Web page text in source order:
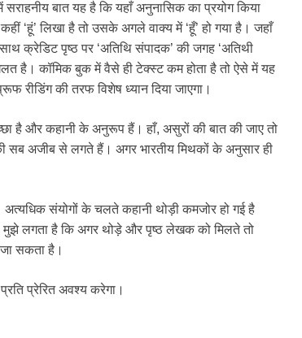
बात यह है कि यहाँ अनुनासिक का प्रयोग किया
‘हूं’ लिखा है तो उसके अगले वाक्य में ‘हूँ’ हो गया है। जहाँ
क्रेडिट पृष्ठ पर ‘अतिथि संपादक’ की जगह ‘अतिथी
है। कॉमिक बुक में वैसे ही टेक्स्ट कम होता है तो ऐसे में यह
की तरफ विशेष ध्यान दिया जाएगा।
है और कहानी के अनुरूप हैं। हाँ, असुरों की बात की जाए तो
सब अजीब से लगते हैं। अगर भारतीय मिथकों के अनुसार ही
अत्यधिक संयोगों के चलते कहानी थोड़ी कमजोर हो गई है
लगता है कि अगर थोड़े और पृष्ठ लेखक को मिलते तो
सकता है।
प्रेरित अवश्य करेगा।